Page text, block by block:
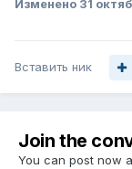
Изменено 31
Вставить ник
Join the
You can post now